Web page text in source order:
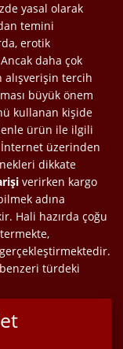
yasal olarak
temini
erotik
daha çok
tercih
büyük önem
kullanan kişide
ürün ile ilgili
üzerinden
dikkate
verirken kargo
adına
Hali hazırda çoğu
türdeki